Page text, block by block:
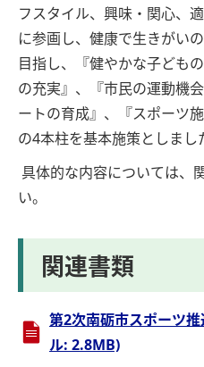
フスタイル、興味・関心、
に参画し、健康で生きがい
目指し、『健やかな子ども
の充実』、『市民の運動機
ートの育成』、『スポーツ
の4本柱を基本施策としまし
具体的な内容については、
い。
関連書類
第2次南砺市スポーツ
ル: 2.8MB)